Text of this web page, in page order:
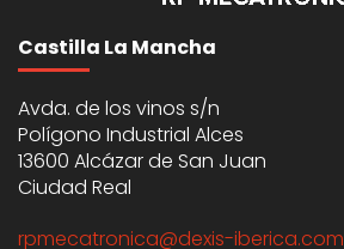
Castilla La Mancha
Avda. de los vinos s/n
Polígono Industrial Alces
13600 Alcázar de San Juan
Ciudad Real
rpmecatronica@dexis-iberica.com